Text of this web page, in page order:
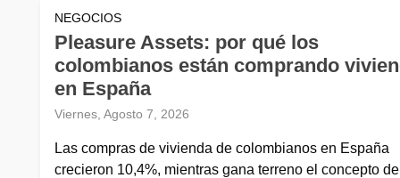
NEGOCIOS
Pleasure Assets: por qué los
colombianos están comprando
en España
Viernes, Agosto 7, 2026
Las compras de vivienda de colombianos en España
crecieron 10,4%, mientras gana terreno el concepto de